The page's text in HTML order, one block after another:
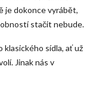
je dokonce vyrábět,
stačit nebude.
sídla, ať už
Jinak nás v